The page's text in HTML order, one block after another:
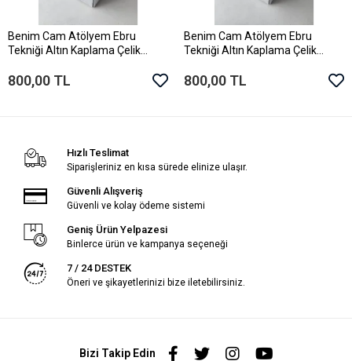
Sepete Ekle
Benim Cam Atölyem Ebru
Tekniği Altın Kaplama Çelik
800,00 TL
Sepete Ekle
Benim Cam Atölyem Ebru
Tekniği Altın Kaplama Çelik
800,00 TL
Hızlı Teslimat
Siparişleriniz en kısa sürede elinize ulaşır.
Güvenli Alışveriş
Güvenli ve kolay ödeme sistemi
Geniş Ürün Yelpazesi
Binlerce ürün ve kampanya seçeneği
7 / 24 DESTEK
Öneri ve şikayetlerinizi bize iletebilirsiniz.
Bizi Takip Edin